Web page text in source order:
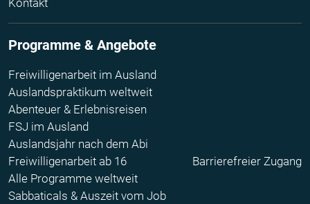
Kontakt
Programme & Angebote
Freiwilligenarbeit im Ausland
Auslandspraktikum weltweit
Abenteuer & Erlebnisreisen
FSJ im Ausland
Auslandsjahr nach dem Abi
Freiwilligenarbeit ab 16
Alle Programme weltweit
Sabbaticals & Auszeit vom Job
Barrierefreier Zugang